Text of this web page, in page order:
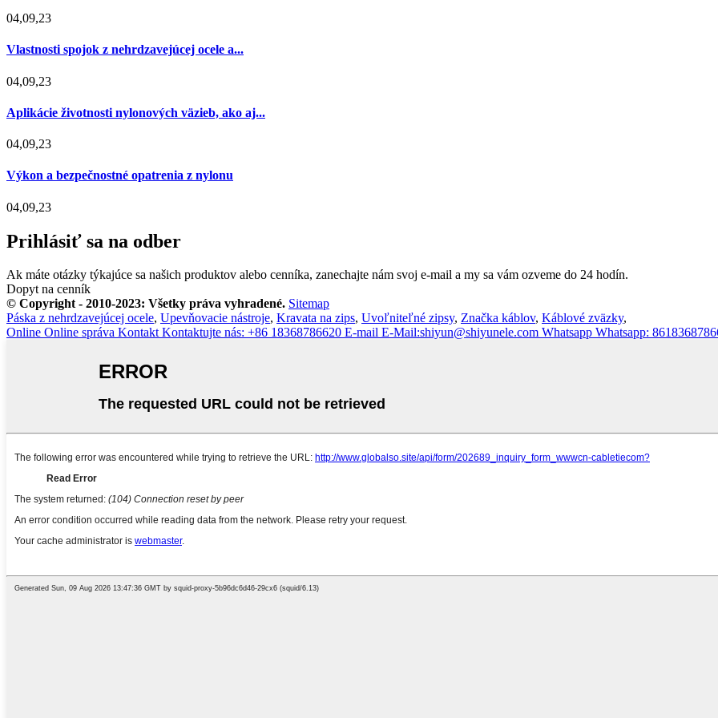
04,09,23
Vlastnosti spojok z nehrdzavejúcej ocele a...
04,09,23
Aplikácie životnosti nylonových väzieb, ako aj...
04,09,23
Výkon a bezpečnostné opatrenia z nylonu
04,09,23
Prihlásiť sa na odber
Ak máte otázky týkajúce sa našich produktov alebo cenníka, zanechajte nám svoj e-mail a my sa vám ozveme do 24 hodín.
Dopyt na cenník
© Copyright - 2010-2023: Všetky práva vyhradené. Sitemap
Páska z nehrdzavejúcej ocele, Upevňovacie nástroje, Kravata na zips, Uvoľniteľné zipsy, Značka káblov, Káblové zväzky,
Online Online správa Kontakt Kontaktujte nás: +86 18368786620 E-mail E-Mail:shiyun@shiyunele.com Whatsapp Whatsapp: